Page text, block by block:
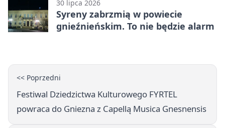
30 lipca 2026
Syreny zabrzmią w powiecie
gnieźnieńskim. To nie będzie alarm
<< Poprzedni
Festiwal Dziedzictwa Kulturowego FYRTEL
powraca do Gniezna z Capellą Musica Gnesnensis